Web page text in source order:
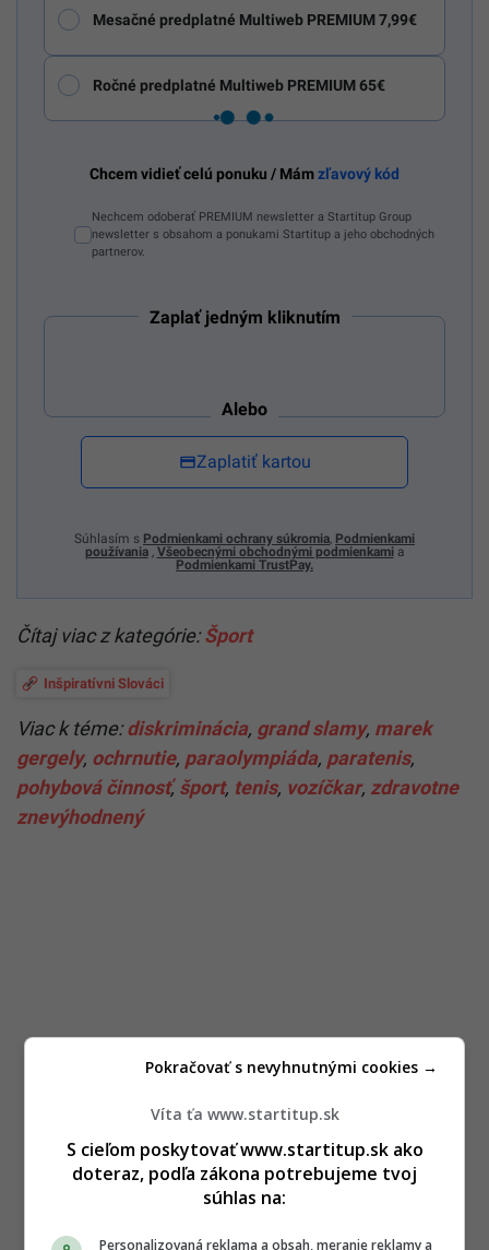
Mesačné predplatné Multiweb PREMIUM 7,99€
Ročné predplatné Multiweb PREMIUM 65€
Chcem vidieť celú ponuku / Mámzľavový kód
Nechcem odoberať PREMIUM newsletter a Startitup Group
newsletter s obsahom a ponukami Startitup a jeho obchodných
partnerov.
Zaplať jedným kliknutím
Alebo
Zaplatiť kartou
Súhlasím s Podmienkami ochrany súkromia, Podmienkami
používania, Všeobecnými obchodnými podmienkami a
Podmienkami TrustPay.
Čítaj viac z kategórie:Šport
Inšpiratívni Slováci
Viac k téme:diskriminácia, grand slamy, marek
gergely, ochrnutie, paraolympiáda, paratenis,
pohybová činnosť,šport, tenis, vozíčkar, zdravotne
znevýhodnený
Víta ťa www.startitup.sk
S cieľom poskytovať www.startitup.sk ako
doteraz, podľa zákona potrebujeme tvoj
súhlas na:
Personalizovaná reklama a obsah, meranie reklamy a
Pokračovať s nevyhnutnými cookies →